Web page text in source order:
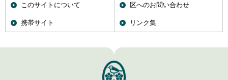
このサイトについて 区へのお問い合わせ
携帯サイト リンク集